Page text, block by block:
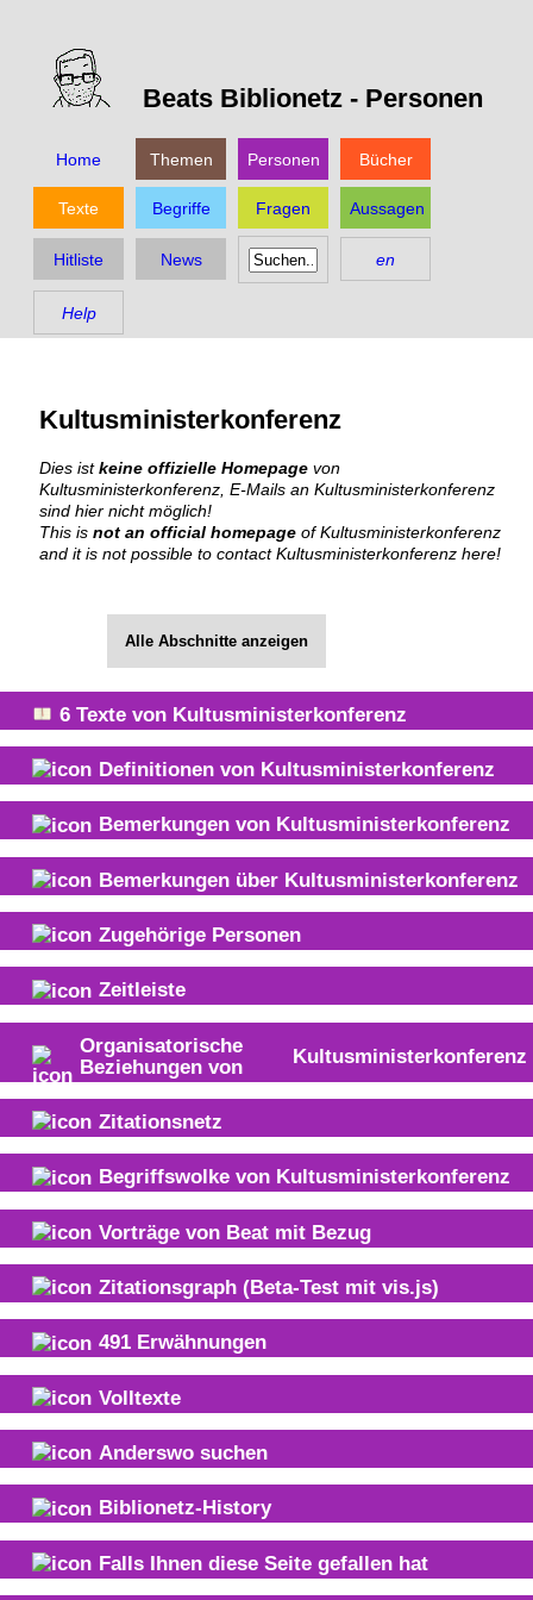
Beats Biblionetz - Personen
Home Themen Personen Bücher
Texte Begriffe Fragen Aussagen
Hitliste News en
Help
Kultusministerkonferenz
Dies istkeine offizielle Homepage von
Kultusministerkonferenz, E-Mails an Kultusministerkonferenz
sind hier nicht möglich!
This is not an official homepage of Kultusministerkonferenz
and it is not possible to contact Kultusministerkonferenz here!
Alle Abschnitte anzeigen
6Texte von Kultusministerkonferenz
Definitionen von Kultusministerkonferenz
Bemerkungen von Kultusministerkonferenz
Bemerkungen über Kultusministerkonferenz
Zugehörige Personen
Zeitleiste
Organisatorische
Beziehungen von
Kultusministerkonferenz
Zitationsnetz
Begriffswolke von Kultusministerkonferenz
Vorträge von Beat mit Bezug
Zitationsgraph (Beta-Test mit vis.js)
491 Erwähnungen
Volltexte
Anderswo suchen
Biblionetz-History
Falls Ihnen diese Seite gefallen hat